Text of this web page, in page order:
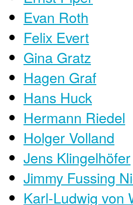
Evan Roth
Felix Evert
Gina Gratz
Hagen Graf
Hans Huck
Hermann Riedel
Holger Volland
Jens Klingelhöfer
Jimmy Fussing
Karl-Ludwig von